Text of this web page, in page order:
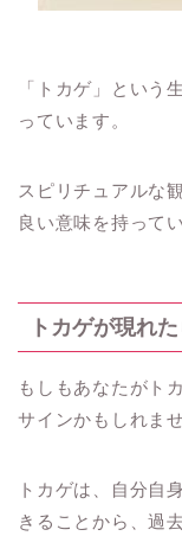
「トカゲ」という
っています。
スピリチュアルな
良い意味を持って
トカゲが現れた
もしもあなたがト
サインかもしれませ
トカゲは、自分自
きることから、過